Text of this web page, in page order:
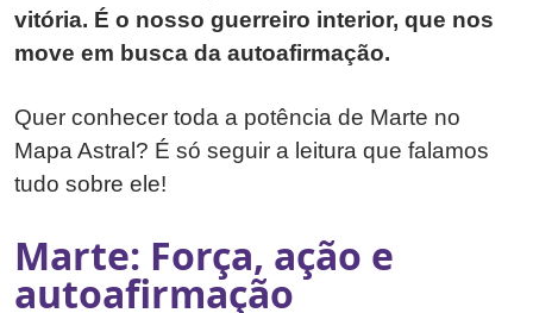
vitória. É o nosso guerreiro interior, que nos
move em busca da autoafirmação.
Quer conhecer toda a potência de Marte no
Mapa Astral? É só seguir a leitura que falamos
tudo sobre ele!
Marte: Força, ação e
autoafirmação